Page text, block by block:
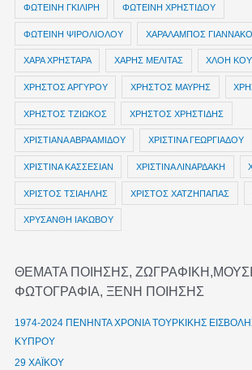
ΦΩΤΕΙΝΗ ΓΚΙΛΙΡΗ ΦΩΤΕΙΝΗ ΧΡΗΣΤΙΔΟΥ
ΦΩΤΕΙΝΗ ΨΙΡΟΛΙΟΛΟΥ ΧΑΡΑΛΑΜΠΟΣ
ΧΑΡΑ ΧΡΗΣΤΑΡΑ ΧΑΡΗΣ ΜΕΛΙΤΑΣ ΧΛΟΗ
ΧΡΗΣΤΟΣ ΑΡΓΥΡΟΥ ΧΡΗΣΤΟΣ ΜΑΥΡΗΣ
ΧΡΗΣΤΟΣ ΤΖΙΩΚΟΣ ΧΡΗΣΤΟΣ ΧΡΗΣΤΙΔΗΣ
ΧΡΙΣΤΙΑΝΑ ΑΒΡΑΑΜΙΔΟΥ ΧΡΙΣΤΙΝΑ ΓΕΩΡΓΙΑΔΟΥ
ΧΡΙΣΤΙΝΑ ΚΑΣΣΕΣΙΑΝ ΧΡΙΣΤΙΝΑ ΛΙΝΑΡΔΑΚΗ
ΧΡΙΣΤΟΣ ΤΣΙΑΗΛΗΣ ΧΡΙΣΤΟΣ ΧΑΤΖΗΠΑΠΑΣ
ΧΡΥΣΑΝΘΗ ΙΑΚΩΒΟΥ
ΘΕΜΑΤΑ ΠΟΙΗΣΗΣ,
ΦΩΤΟΓΡΑΦΙΑ, ΞΕΝΗ ΠΟΙΗΣΗΣ
1974-2024 ΠΕΝΗΝΤΑ ΧΡΟΝΙΑ ΤΟΥΡΚΙΚΗΣ
ΚΥΠΡΟΥ
29 ΧΑΪΚΟΥ